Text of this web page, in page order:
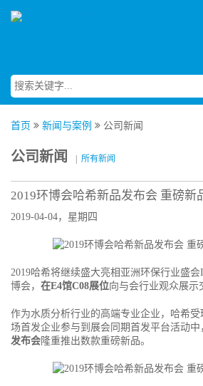
首页 新闻与案例 公司新闻
公司新闻 所有新闻
2019环博会哈希新品发布会 重磅新
2019-04-04，星期四
2019哈希将继续盛大亮相亚洲环保行业盛
博会， 在E4馆C08展位向与会行业观众展示
作为水质分析行业的高端专业企业，哈希
场首发企业参与到展会同期首发平台活动中
发布会隆重推出数款重磅新品。